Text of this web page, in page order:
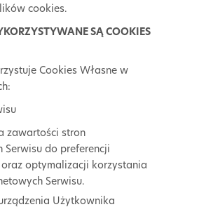
cookies.
SĄ COOKIES
Cookies Własne w
zawartości stron
Serwisu do preferencji
optymalizacji korzystania
Serwisu.
Użytkownika